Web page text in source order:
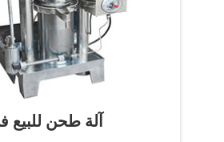
آلة طحن للبيع